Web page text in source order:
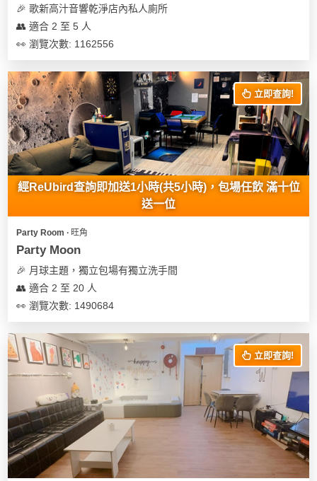
場
地
佈
置
用
品
即
食
即
煮
列
會
及
拍
餐
廳
場
地
新
司
活
動
婚
禮
親
子
活
動
時
間
神
情
侶
心
願
清
單
們
關
於
我
們
🎉 歌新高汁音響乾淨店內私人廁所
👥 適合 2 至 5 人
👀 瀏覽次數: 1162556
立即查詢!
經ReUbird查詢即加送1小時(共5小時)，包場任飲 滿十位
送一位
Party Room ∙ 旺角
Party Moon
🎉 月球主題，獨立包場有獨立洗手間
👥 適合 2 至 20 人
👀 瀏覽次數: 1490684
立即查詢!